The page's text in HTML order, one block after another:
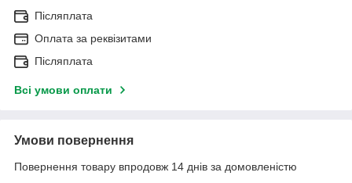
Післяплата
Оплата за реквізитами
Післяплата
Всі умови оплати
Умови повернення
Повернення товару впродовж 14 днів за домовленістю